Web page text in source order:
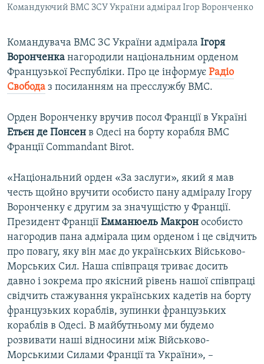
ІНФОГРАФІКА
ДОЛУЧАЙСЯ!
Усі сайти RFE/RL
Командуючий ВМС ЗСУ України адмірал Ігор Воронченко
Командувача ВМС ЗС України адмірала Ігоря
Воронченка нагородили національним орденом
Французької Республіки. Про це інформує Радіо
Свобода з посиланням на пресслужбу ВМС.
Орден Воронченку вручив посол Франції в Україні
Етьєн де Понсен в Одесі на борту корабля ВМС
Франції Commandant Birot.
«Національний орден «За заслуги», який я мав
честь щойно вручити особисто пану адміралу Ігору
Воронченку є другим за значущістю у Франції.
Президент Франції Емманюель Макрон особисто
нагородив пана адмірала цим орденом і це свідчить
про повагу, яку він має до українських Військово-
Морських Сил. Наша співпраця триває досить
давно і зокрема про якісний рівень нашої співпраці
свідчить стажування українських кадетів на борту
французьких кораблів, зупинки французьких
кораблів в Одесі. В майбутньому ми будемо
розвивати наші відносини між Військово-
Морськими Силами Франції та України», –